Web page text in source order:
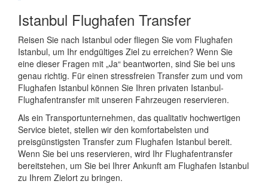
Istanbul Flughafen Transfer
Reisen Sie nach Istanbul oder fliegen Sie vom Flughafen
Istanbul, um Ihr endgültiges Ziel zu erreichen? Wenn Sie
eine dieser Fragen mit „Ja“ beantworten, sind Sie bei uns
genau richtig. Für einen stressfreien Transfer zum und vom
Flughafen Istanbul können Sie Ihren privaten Istanbul-
Flughafentransfer mit unseren Fahrzeugen reservieren.
Als ein Transportunternehmen, das qualitativ hochwertigen
Service bietet, stellen wir den komfortabelsten und
preisgünstigsten Transfer zum Flughafen Istanbul bereit.
Wenn Sie bei uns reservieren, wird Ihr Flughafentransfer
bereitstehen, um Sie bei Ihrer Ankunft am Flughafen Istanbul
zu Ihrem Zielort zu bringen.